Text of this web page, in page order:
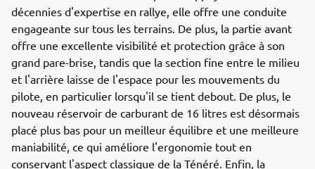
décennies d'expertise en rallye, elle offre une conduite
engageante sur tous les terrains. De plus, la partie avant
offre une excellente visibilité et protection grâce à son
grand pare-brise, tandis que la section fine entre le milieu
et l'arrière laisse de l'espace pour les mouvements du
pilote, en particulier lorsqu'il se tient debout. De plus, le
nouveau réservoir de carburant de 16 litres est désormais
placé plus bas pour un meilleur équilibre et une meilleure
maniabilité, ce qui améliore l'ergonomie tout en
conservant l'aspect classique de la Ténéré. Enfin, la